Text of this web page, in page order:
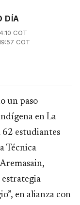
DÍA
COT
COT
un paso
en La
62 estudiantes
Técnica
estrategia
en alianza con